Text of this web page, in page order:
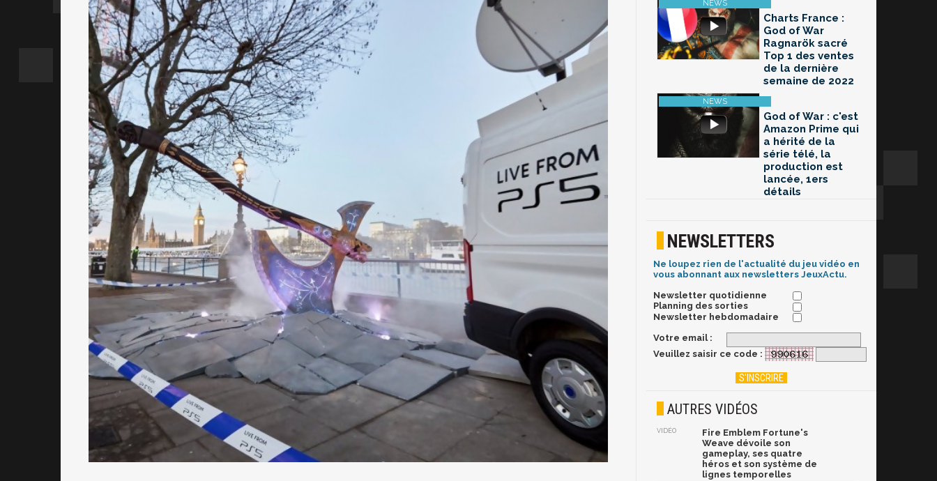
Charts France :
God of War
Ragnarök sacré
Top 1 des ventes
de la dernière
semaine de 2022
God of War : c'est
Amazon Prime qui
a hérité de la
série télé, la
production est
lancée, 1ers
détails
NEWSLETTERS
Ne loupez rien de l'actualité du jeu vidéo en
vous abonnant aux newsletters JeuxActu.
Newsletter quotidienne
Planning des sorties
Newsletter hebdomadaire
Votre email :
Veuillez saisir ce code :
AUTRES VIDÉOS
VIDÉO
Fire Emblem Fortune's
Weave dévoile son
gameplay, ses quatre
héros et son système de
lignes temporelles